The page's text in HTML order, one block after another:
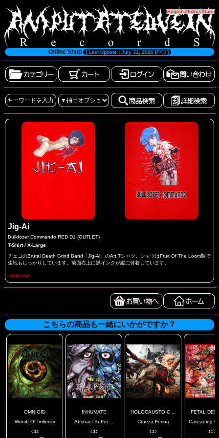
[English Online Store]
Online Shop [ Last Update : July 31, 2026 (Fri.) ]
Jig-Ai
Bulldozer Commando RED D1 (OUTLET)
T-Shirt / X-Large
チェコのBrutal Death Grind Band「Jig-Ai」のArt Tシャツ。シャツはFruit Of The Loom製で
生地もしっかりしています。前面右上に黒インクが縦に付着しています。
Sold Out
こちらの商品も一緒にいかがですか？
OMNIOID
Womb Of Imfirmity
CD
INHUMATE
Abstract Suffer ...
CD
HOLOCAUSTO C ...
Crueza Ferina
CD
FETAL
Cascading
CD